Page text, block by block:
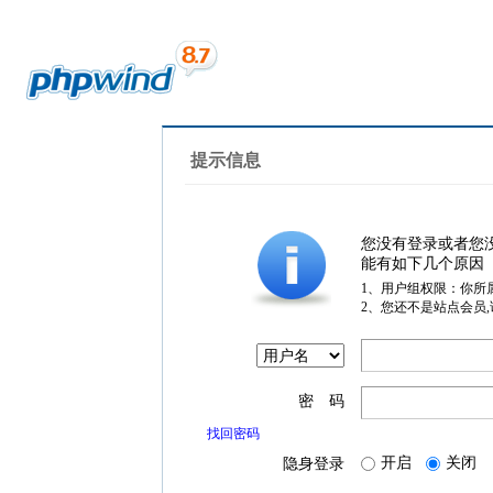
提示信息
您没有登录或者您
能有如下几个原因
1、用户组权限：你所
2、您还不是站点会员
密 码
找回密码
隐身登录 开启 关闭